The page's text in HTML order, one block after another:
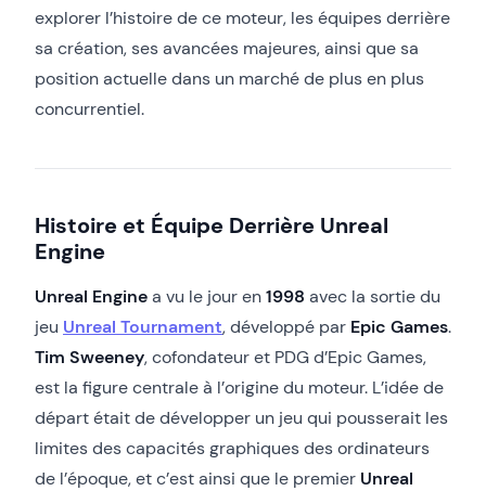
explorer l’histoire de ce moteur, les équipes derrière
sa création, ses avancées majeures, ainsi que sa
position actuelle dans un marché de plus en plus
concurrentiel.
Histoire et Équipe Derrière Unreal
Engine
Unreal Enginea vu le jour en1998 avec la sortie du
jeu Unreal Tournament, développé par Epic Games.
Tim Sweeney, cofondateur et PDG d’Epic Games,
est la figure centrale à l’origine du moteur. L’idée de
départ était de développer un jeu qui pousserait les
limites des capacités graphiques des ordinateurs
de l’époque, et c’est ainsi que le premier Unreal